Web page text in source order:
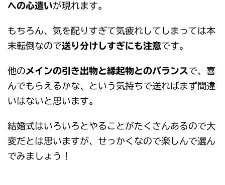
への心遣いが現れます。
もちろん、気を配りすぎて気疲れしてしまっては本
末転倒なので送り分けしすぎにも注意です。
他の メインの引き出物と縁起物とのバランス で、喜
んでもらえるかな、という気持ちで送ればまず間違
いはないと思います。
結婚式はいろいろとやることがたくさんあるので大
変だとは思いますが、せっかくなので楽しんで選ん
でみましょう！